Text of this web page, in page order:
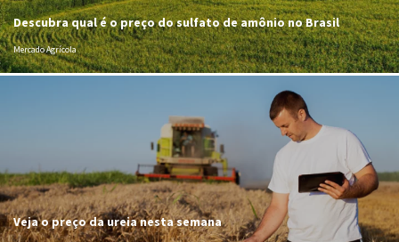
Descubra qual é o preço do sulfato de amônio no Brasil
Mercado Agrícola
Veja o preço da ureia nesta semana